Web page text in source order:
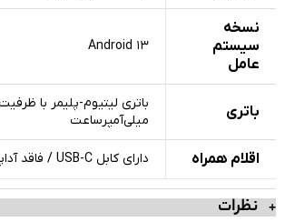
نسخه
سیستم
عامل
Android ۱۳
باتری
میلی‌آمپرساعت
اقلام همراه دارای کابل USB-C / فاقد آداپتور شارژر
نظرات